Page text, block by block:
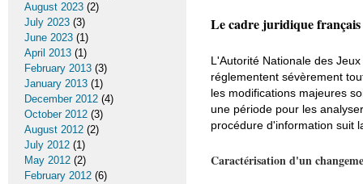
Le cadre juridique français
L'Autorité Nationale des
réglementent sévèrement
les modifications majeures
une période pour les
procédure d'information suit
Caractérisation d'un
August 2023 (2)
July 2023 (3)
June 2023 (1)
April 2013 (1)
February 2013 (3)
January 2013 (1)
December 2012 (4)
October 2012 (3)
August 2012 (2)
July 2012 (1)
May 2012 (2)
February 2012 (6)